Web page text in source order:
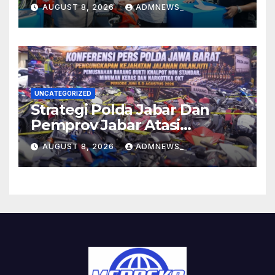
Knalpot Sukarela
AUGUST 8, 2026 ADMNEWS_
UNCATEGORIZED
Strategi Polda Jabar Dan
Pemprov Jabar Atasi
Kejahatan Jalanan
AUGUST 8, 2026 ADMNEWS_